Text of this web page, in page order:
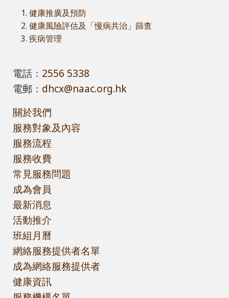
健康推廣及預防
健康風險評估及「慢病共治」篩查
疾病管理
電話： 2556 5338
電郵： dhcx@naac.org.hk
關於我們
服務對象及內容
服務流程
服務收費
常見服務問題
成為會員
最新消息
活動推介
班組月曆
網絡服務提供者名單
成為網絡服務提供者
健康資訊